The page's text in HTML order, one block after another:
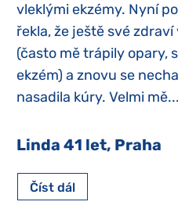
vleklými ekzémy. Nyní
řekla, že ještě své
(často mě trápily opary,
ekzém) a znovu se
nasadila kúry. Velmi mě...
Linda 41 let, Praha
Číst dál